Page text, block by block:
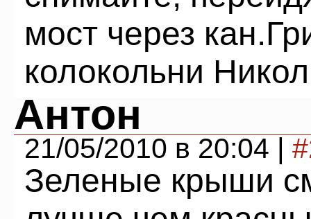
мост через
колокольни
Антон
21/05/2010 в 20:04 |
Зеленые крыши